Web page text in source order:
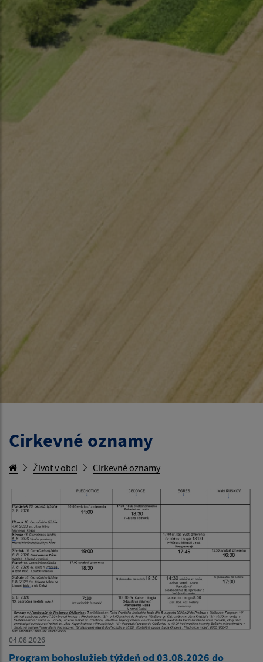
Cirkevné oznamy
Život v obci Cirkevné oznamy
04.08.2026
Program bohoslužieb týždeň od 03.08.2026 do